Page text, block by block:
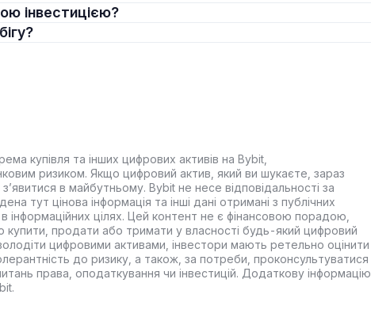
інвестицією?
купівля та інших цифрових активів на Bybit,
ризиком. Якщо цифровий актив, який ви шукаєте, зараз
в майбутньому. Bybit не несе відповідальності за
тут цінова інформація та інші дані отримані з публічних
цілях. Цей контент не є фінансовою порадою,
продати або тримати у власності будь-який цифровий
цифровими активами, інвестори мають ретельно оцінити
до ризику, а також, за потреби, проконсультуватися
права, оподаткування чи інвестицій. Додаткову інформацію